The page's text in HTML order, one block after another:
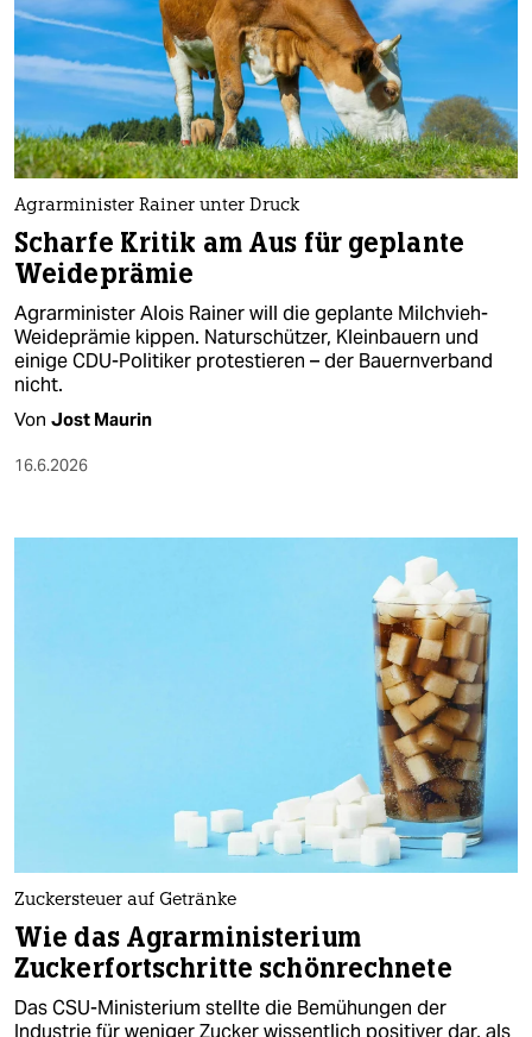
Agrarminister Rainer unter Druck
Scharfe Kritik am Aus für geplante
Weideprämie
Agrarminister Alois Rainer will die geplante Milchvieh-
Weideprämie kippen. Naturschützer, Kleinbauern und
einige CDU-Politiker protestieren – der Bauernverband
nicht.
Von Jost Maurin
16.6.2026
Zuckersteuer auf Getränke
Wie das Agrarministerium
Zuckerfortschritte schönrechnete
Das CSU-Ministerium stellte die Bemühungen der